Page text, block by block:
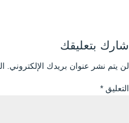
شارك بتعليقك
لن يتم نشر عنوان بريدك الإلكتروني.
التعليق *